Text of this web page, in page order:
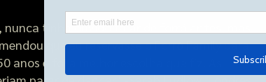
nunca tinha ouvido falar de forró antes, mas
que eu reservasse o Forró Family para
anos e foi a melhor escolha que fiz. As